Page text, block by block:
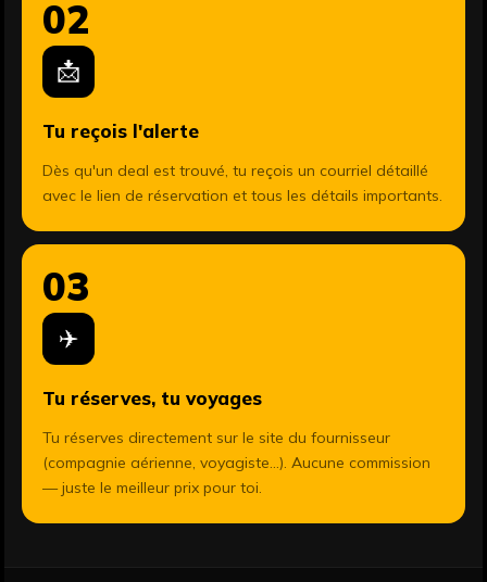
02
📩
Tu reçois l'alerte
Dès qu'un deal est trouvé, tu reçois un courriel détaillé
avec le lien de réservation et tous les détails importants.
03
✈️
Tu réserves, tu voyages
Tu réserves directement sur le site du fournisseur
(compagnie aérienne, voyagiste...). Aucune commission
— juste le meilleur prix pour toi.